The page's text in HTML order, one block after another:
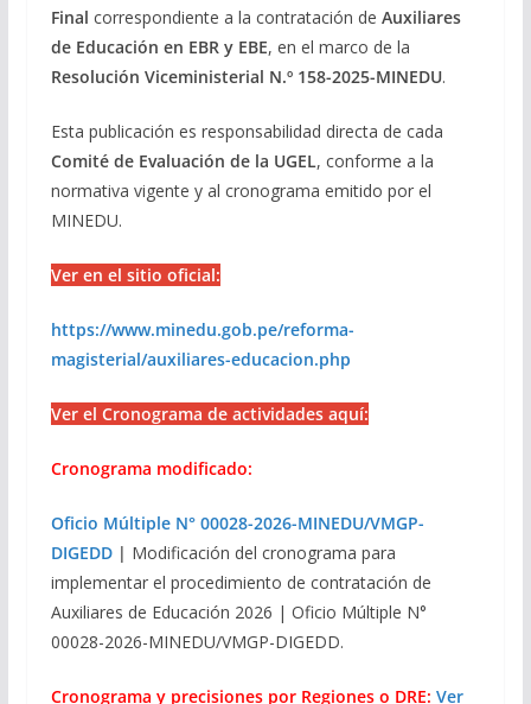
Final correspondiente a la contratación de Auxiliares
de Educación en EBR y EBE, en el marco de la
Resolución Viceministerial N.º 158-2025-MINEDU.
Esta publicación es responsabilidad directa de cada
Comité de Evaluación de la UGEL, conforme a la
normativa vigente y al cronograma emitido por el
MINEDU.
Ver en el sitio oficial:
https://www.minedu.gob.pe/reforma-
magisterial/auxiliares-educacion.php
Ver el Cronograma de actividades aquí:
Cronograma modificado:
Oficio Múltiple N° 00028-2026-MINEDU/VMGP-
DIGEDD| Modificación del cronograma para
implementar el procedimiento de contratación de
Auxiliares de Educación 2026 | Oficio Múltiple N°
00028-2026-MINEDU/VMGP-DIGEDD.
Cronograma y precisiones por Regiones o DRE: Ver